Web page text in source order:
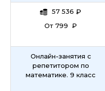
57 536 ₽
От 799 ₽
Онлайн-занятия с
репетитором по
математике. 9 класс